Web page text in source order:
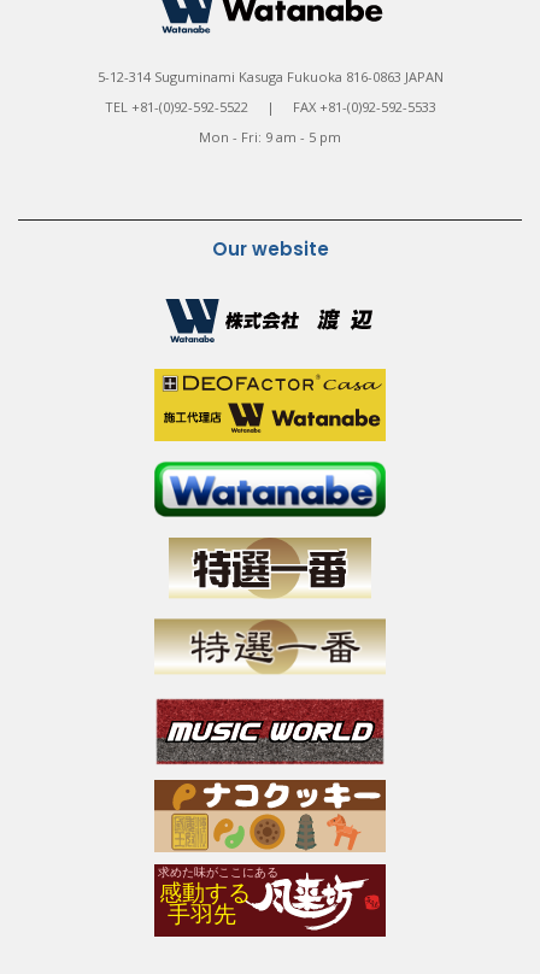
5-12-314 Suguminami Kasuga Fukuoka 816-0863 JAPAN
TEL +81-(0)92-592-5522 | FAX +81-(0)92-592-5533
Mon - Fri: 9 am - 5 pm
Our website